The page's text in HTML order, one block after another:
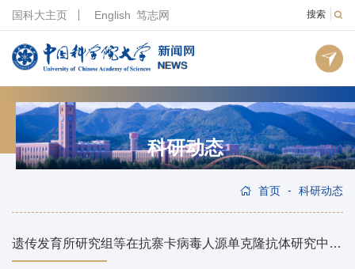
搜索
国科大主页 English 笃志网
科研动态
首页 - 科研动态
遗传发育所研究组等在抗寨卡病毒人源单克隆抗体研究中取得重要进展